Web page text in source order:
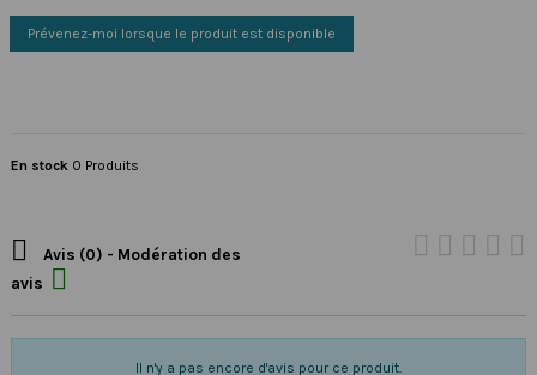
En stock 0 Produits

Avis (0) - Modération des
avis 
Il n'y a pas encore d'avis pour ce produit.